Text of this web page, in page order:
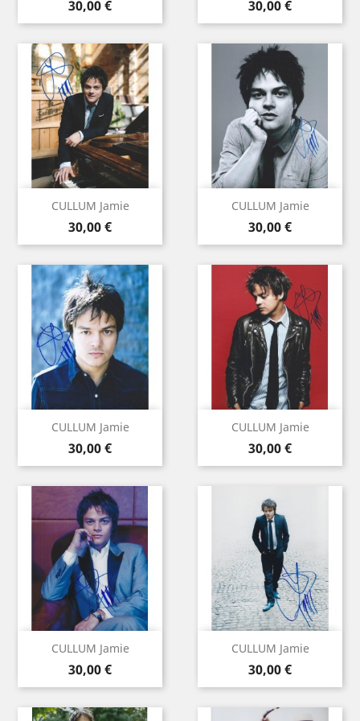
Prix
30,00 € Prix
30,00 €
CULLUM Jamie
Prix
30,00 €
CULLUM Jamie
Prix
30,00 €
CULLUM Jamie
Prix
30,00 €
CULLUM Jamie
Prix
30,00 €
CULLUM Jamie
Prix
30,00 €
CULLUM Jamie
Prix
30,00 €